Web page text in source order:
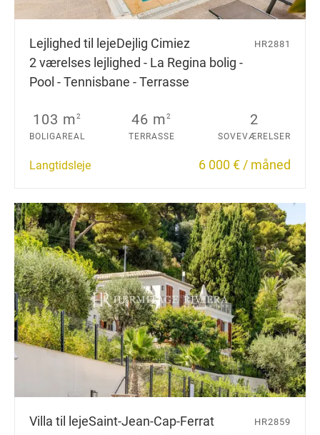
Lejlighed til lejeDejlig Cimiez
2 værelses lejlighed - La Regina bolig -
Pool - Tennisbane - Terrasse
HR2881
103 m2
BOLIGAREAL
46 m2
TERRASSE
2
SOVEVÆRELSER
Langtidsleje 6 000 € / måned
Villa til lejeSaint-Jean-Cap-Ferrat
HR2859